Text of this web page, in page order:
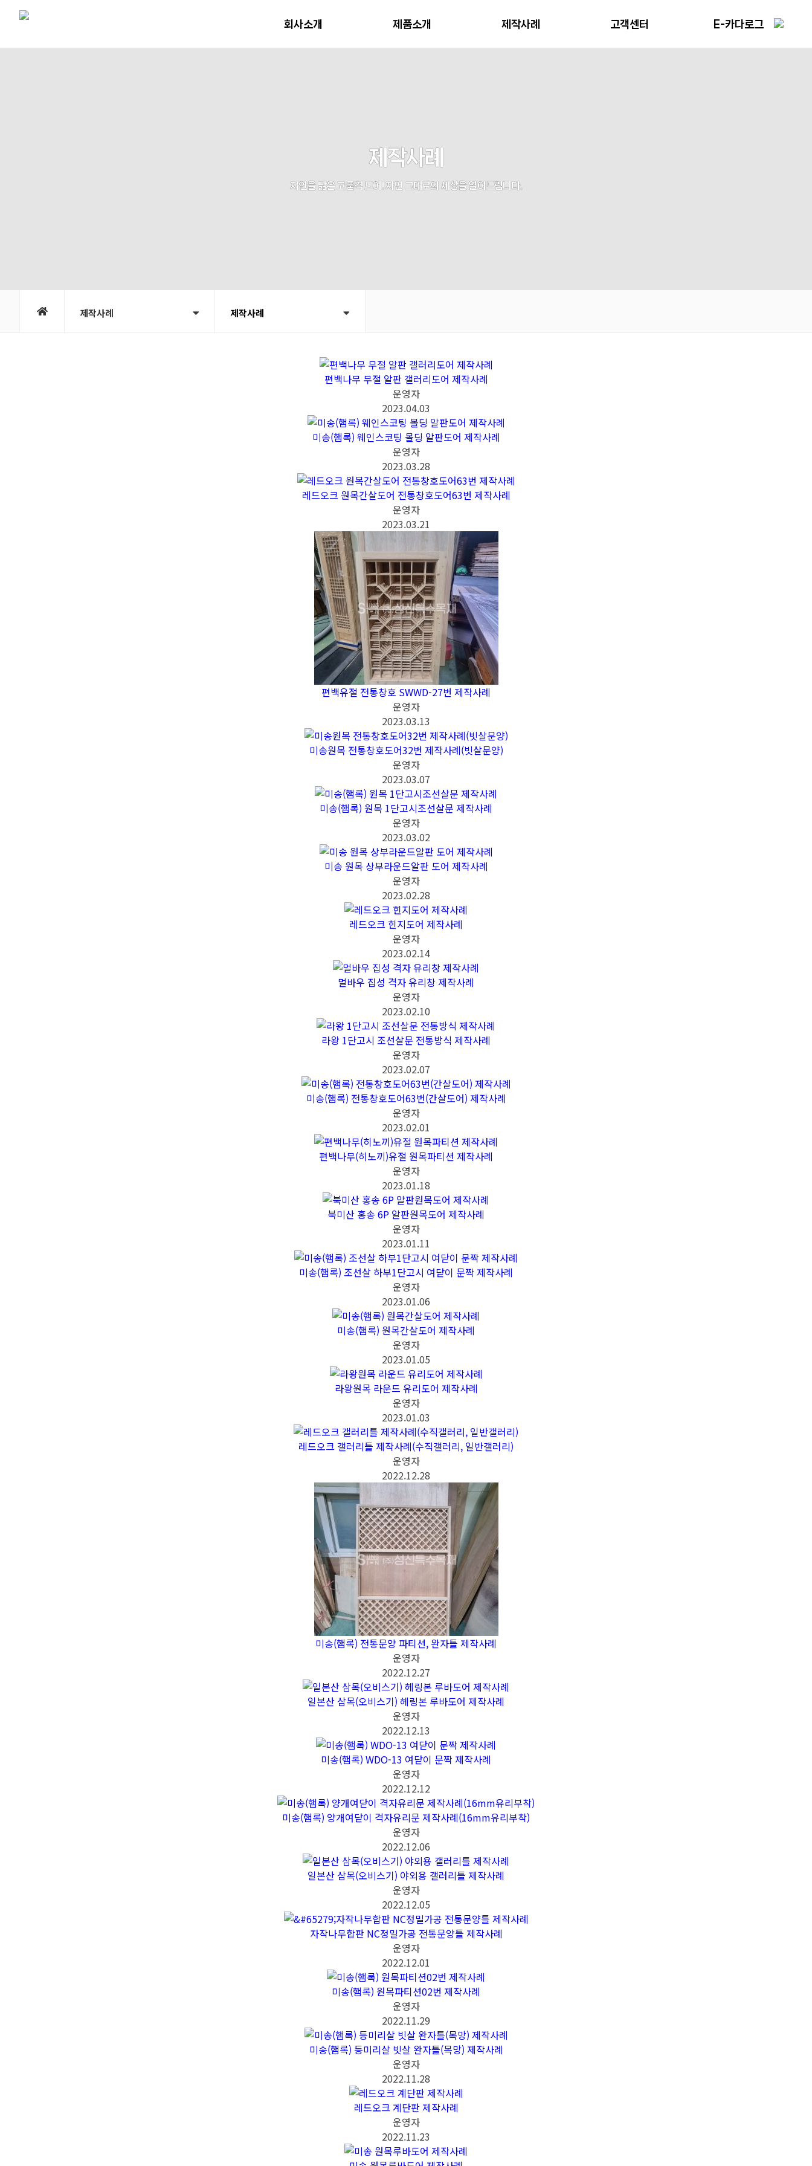
회사소개 제품소개 제작사례 고객센터 E-카다로그
제작사례
자연을 닮은 고품격 도어! 자연 그대로의 세상을 열어드립니다.
제작사례 제작사례
편백나무 무절 알판 갤러리도어 제작사례
운영자
2023.04.03
미송(햄록) 웨인스코팅 몰딩 알판도어 제작사례
운영자
2023.03.28
레드오크 원목간살도어 전통창호도어63번 제작사례
운영자
2023.03.21
편백유절 전통창호 SWWD-27번 제작사례
운영자
2023.03.13
미송원목 전통창호도어32번 제작사례(빗살문양)
운영자
2023.03.07
미송(햄록) 원목 1단고시조선살문 제작사례
운영자
2023.03.02
미송 원목 상부라운드알판 도어 제작사례
운영자
2023.02.28
레드오크 힌지도어 제작사례
운영자
2023.02.14
멀바우 집성 격자 유리창 제작사례
운영자
2023.02.10
라왕 1단고시 조선살문 전통방식 제작사례
운영자
2023.02.07
미송(햄록) 전통창호도어63번(간살도어) 제작사례
운영자
2023.02.01
편백나무(히노끼)유절 원목파티션 제작사례
운영자
2023.01.18
북미산 홍송 6P 알판원목도어 제작사례
운영자
2023.01.11
미송(햄록) 조선살 하부1단고시 여닫이 문짝 제작사례
운영자
2023.01.06
미송(햄록) 원목간살도어 제작사례
운영자
2023.01.05
라왕원목 라운드 유리도어 제작사례
운영자
2023.01.03
레드오크 갤러리틀 제작사례(수직갤러리, 일반갤러리)
운영자
2022.12.28
미송(햄록) 전통문양 파티션, 완자틀 제작사례
운영자
2022.12.27
일본산 삼목(오비스기) 헤링본 루바도어 제작사례
운영자
2022.12.13
미송(햄록) WDO-13 여닫이 문짝 제작사례
운영자
2022.12.12
미송(햄록) 양개여닫이 격자유리문 제작사례(16mm유리부착)
운영자
2022.12.06
일본산 삼목(오비스기) 야외용 갤러리틀 제작사례
운영자
2022.12.05
자작나무합판 NC정밀가공 전통문양틀 제작사례
운영자
2022.12.01
미송(햄록) 원목파티션02번 제작사례
운영자
2022.11.29
미송(햄록) 등미리살 빗살 완자틀(목망) 제작사례
운영자
2022.11.28
레드오크 계단판 제작사례
운영자
2022.11.23